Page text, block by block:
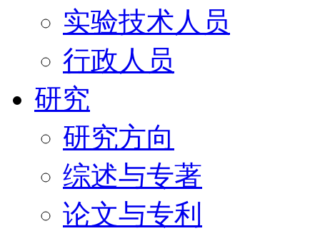
实验技术人员
行政人员
研究
研究方向
综述与专著
论文与专利